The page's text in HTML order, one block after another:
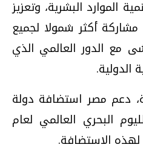
الموارد البشرية، وتعزيز
أكثر شمولا لجميع
مع الدور العالمي الذي
الدولية.
دعم مصر استضافة دولة
البحري العالمي لعام